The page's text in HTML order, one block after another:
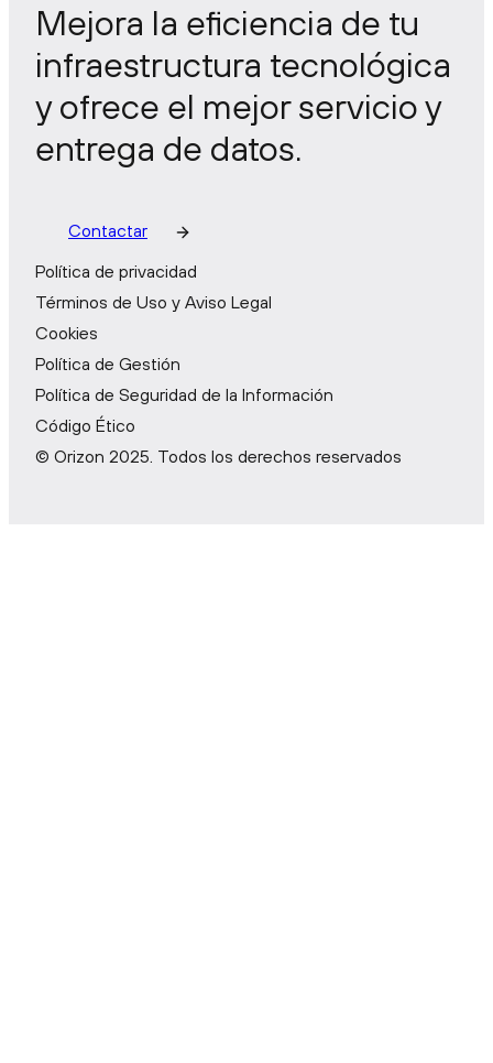
© Orizon 2025. Todos los derechos reservados
Mejora la eficiencia de tu
infraestructura tecnológica
y ofrece el mejor servicio y
entrega de datos.
Contactar
Política de privacidad
Términos de Uso y Aviso Legal
Cookies
Política de Gestión
Política de Seguridad de la Información
Código Ético